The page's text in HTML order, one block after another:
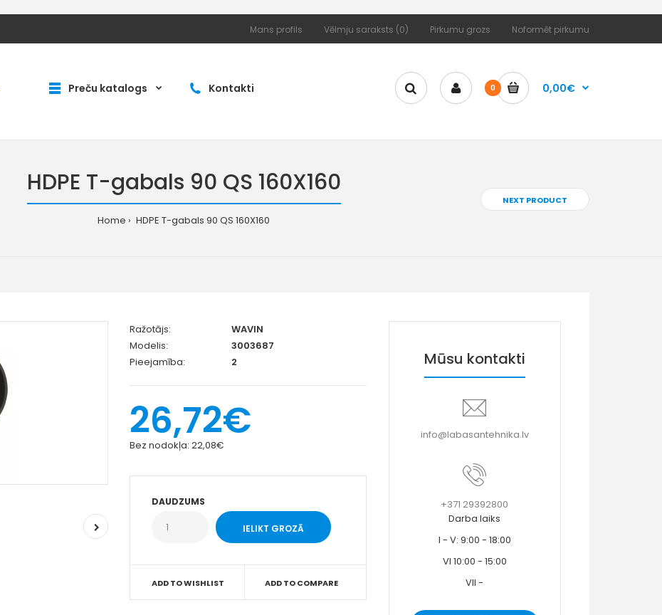
Mans profils Vēlmju saraksts (0) Pirkumu grozs Noformēt pirkumu
Preču katalogs Kontakti 0 0,00€
HDPE T-gabals 90 QS 160X160
Home HDPE T-gabals 90 QS 160X160
NEXT PRODUCT
Ražotājs:
WAVIN
Modelis:
3003687
Pieejamība:
2
26,72€
Bez nodokļa:22,08€
DAUDZUMS
ADD TO WISHLIST ADD TO COMPARE
Mūsu kontakti
info@labasantehnika.lv
+371 29392800
Darba laiks
I - V: 9:00 - 18:00
VI 10:00 - 15:00
VII -